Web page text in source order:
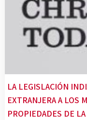
LA LEGISLACIÓN
EXTRANJERA A LOS
PROPIEDADES DE